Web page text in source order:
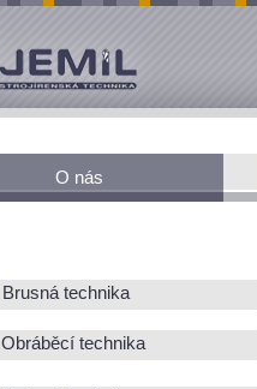
O nás
Brusná technika
Obráběcí technika